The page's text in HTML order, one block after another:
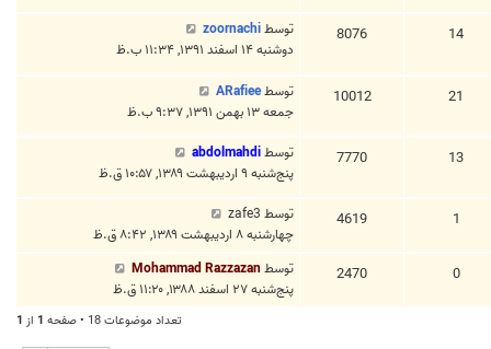
14
8076 توسطzoornachi
دوشنبه ۱۴ اسفند ۱۳۹۱, ۱۱:۳۴ ب.ظ
21
10012 توسطARafiee
جمعه ۱۳ بهمن ۱۳۹۱, ۹:۳۷ ب.ظ
13
7770 توسطabdolmahdi
پنج‌شنبه ۹ اردیبهشت ۱۳۸۹, ۱۰:۵۷ ق.ظ
1
4619 توسط zafe3
چهارشنبه ۸ اردیبهشت ۱۳۸۹, ۸:۴۲ ق.ظ
0
2470 توسطMohammad Razzazan
پنج‌شنبه ۲۷ اسفند ۱۳۸۸, ۱۱:۲۰ ق.ظ
تعداد موضوعات 18 • صفحه 1 از 1